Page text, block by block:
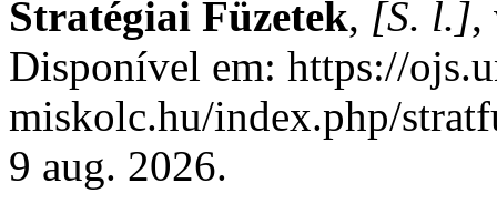
Stratégiai Füzetek, [S. l.],
Disponível em: https://
miskolc.hu/index.php/
9 aug. 2026.